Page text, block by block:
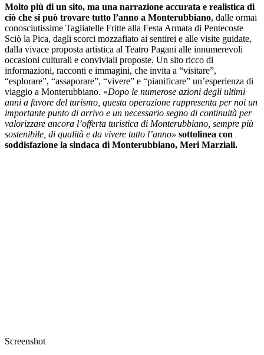
Molto più di un sito, ma una narrazione accurata e realistica di
ciò che si può trovare tutto l’anno a Monterubbiano, dalle ormai
conosciutissime Tagliatelle Fritte alla Festa Armata di Pentecoste
Sciò la Pica, dagli scorci mozzafiato ai sentirei e alle visite guidate,
dalla vivace proposta artistica al Teatro Pagani alle innumerevoli
occasioni culturali e conviviali proposte. Un sito ricco di
informazioni, racconti e immagini, che invita a “visitare”,
“esplorare”, “assaporare”, “vivere” e “pianificare” un’esperienza di
viaggio a Monterubbiano. «Dopo le numerose azioni degli ultimi
anni a favore del turismo, questa operazione rappresenta per noi un
importante punto di arrivo e un necessario segno di continuità per
valorizzare ancora l’offerta turistica di Monterubbiano, sempre più
sostenibile, di qualità e da vivere tutto l’anno» sottolinea con
soddisfazione la sindaca di Monterubbiano, Meri Marziali.
Screenshot